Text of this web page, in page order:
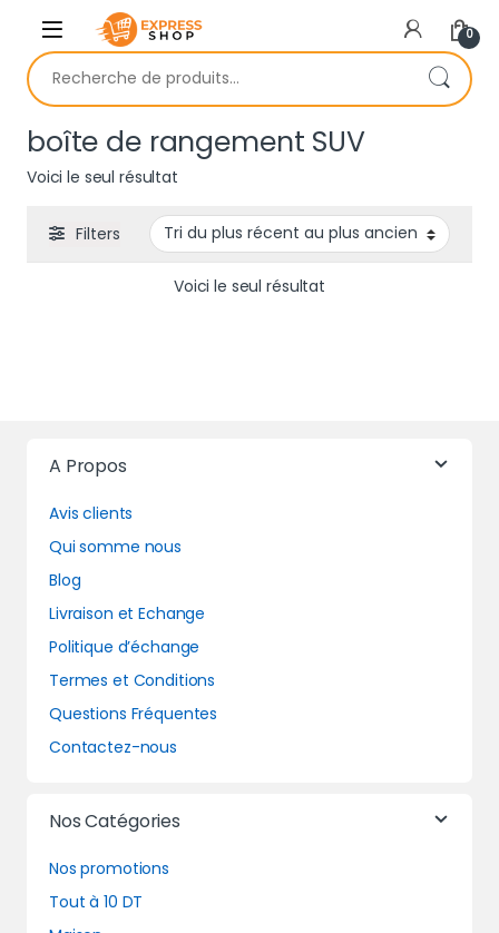
Skip to navigation
Skip to content
0
Recherche pour :
boîte de rangement SUV
Voici le seul résultat
Filters
Voici le seul résultat
A Propos
Avis clients
Qui somme nous
Blog
Livraison et Echange
Politique d’échange
Termes et Conditions
Questions Fréquentes
Contactez-nous
Nos Catégories
Nos promotions
Tout à 10 DT